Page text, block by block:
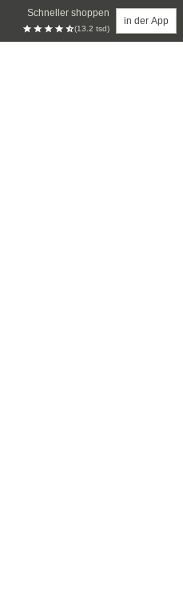
Schneller shoppen
(13.2 tsd)
in der App